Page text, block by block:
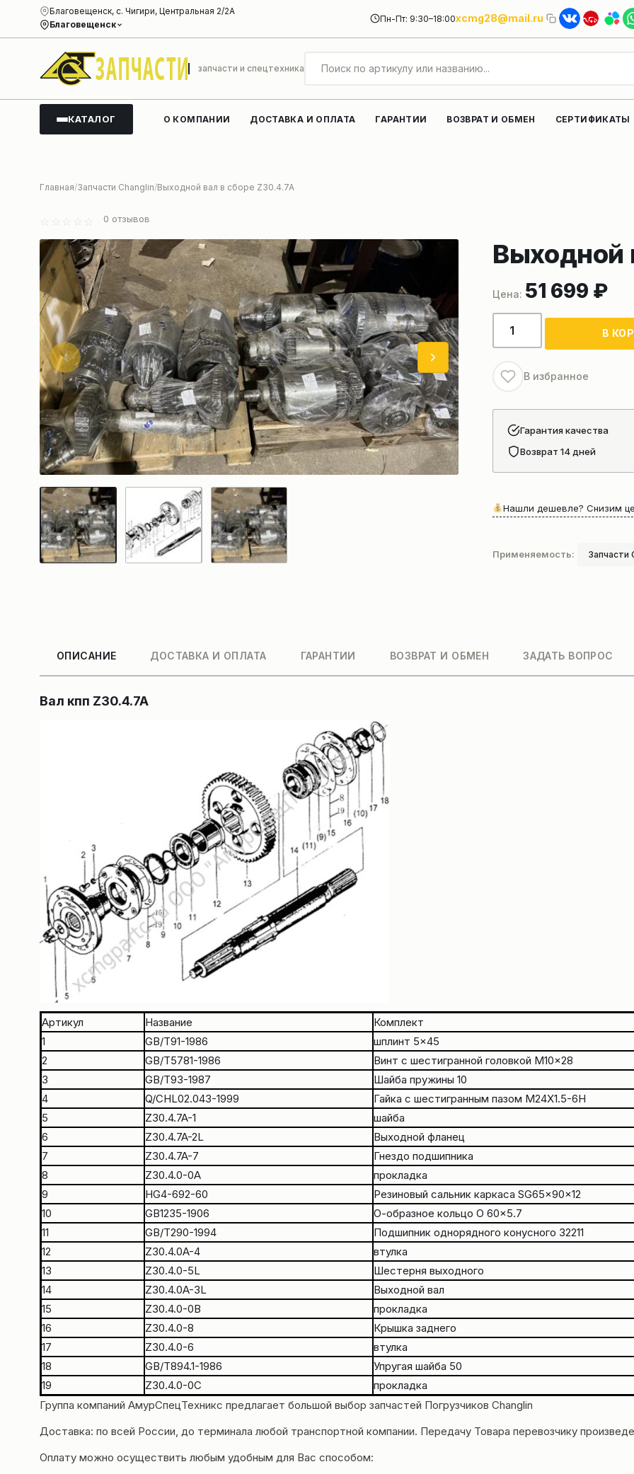
Благовещенск
Благовещенск, с. Чигири, Центральная 2/2А
Пн-Пт: 9:30–18:00xcmg28@mail.ru
запчасти и спецтехника
КАТАЛОГ О КОМПАНИИ ДОСТАВКА И ОПЛАТА ГАРАНТИИ ВОЗВРАТ И ОБМЕН СЕРТИФИКАТЫ
Главная Запчасти Changlin Выходной вал в сборе Z30.4.7A
0 отзывов
Выходной
51 699 ₽
Количество
товара
вал
сборе
Z30.4.7A
В
В избранное
Гарантия качества
Возврат 14 дней
Нашли дешевле? Снизим
Применяемость: Запчасти
ОПИСАНИЕ ДОСТАВКА И ОПЛАТА ГАРАНТИИ ВОЗВРАТ И ОБМЕН ЗАДАТЬ ВОПРОС
Вал кпп Z30.4.7A
Артикул Название
Комплект
1
GB/T91-1986 шплинт 5×45
2
GB/T5781-1986 Винт с шестигранной головкой M10x28
3
GB/T93-1987 Шайба пружины 10
4
Q/CHL02.043-1999 Гайка с шестигранным пазом M24X1.5-6H
5
Z30.4.7A-1 шайба
6
Z30.4.7A-2L Выходной фланец
7
Z30.4.7A-7 Гнездо подшипника
8
Z30.4.0-0A прокладка
9
HG4-692-60 Резиновый сальник каркаса SG65x90x12
10
GB1235-1906 О-образное кольцо O 60×5.7
11
GB/T290-1994 Подшипник однорядного конусного 32211
12
Z30.4.0A-4 втулка
13
Z30.4.0-5L Шестерня выходного
14
Z30.4.0A-3L Выходной вал
15
Z30.4.0-0B прокладка
16
Z30.4.0-8 Крышка заднего
17
Z30.4.0-6 втулка
18
GB/T894.1-1986 Упругая шайба 50
19
Z30.4.0-0C прокладка
Группа компаний АмурСпецТехникс предлагает большой выбор запчастей Погрузчиков Changlin
Доставка: по всей России, до терминала любой транспортной компании. Передачу Товара перевозчику
Оплату можно осуществить любым удобным для Вас способом: